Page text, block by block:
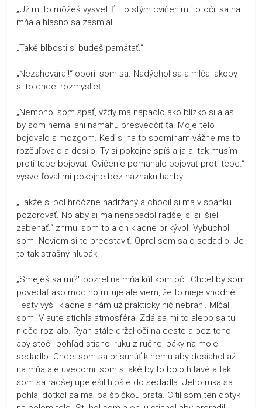
„Už mi to môžeš vysvetliť. To stým cvičením.“ otočil sa na
mňa a hlasno sa zasmial.
„Také blbosti si budeš pamätať.“
„Nezahováraj!“ oboril som sa. Nadýchol sa a mlčal akoby
si to chcel rozmyslieť.
„Nemohol som spať, vždy ma napadlo ako blízko si a asi
by som nemal ani námahu presvedčiť ťa. Moje telo
bojovalo s mozgom. Keď si na to spomínam vážne ma to
rozčuľovalo a desilo. Ty si pokojne spíš a ja aj tak musím
proti tebe bojovať. Cvičenie pomáhalo bojovať proti tebe.“
vysvetľoval mi pokojne bez náznaku hanby.
„Takže si bol hróózne nadržaný a chodil si ma v spánku
pozorovať. No aby si ma nenapadol radšej si si išiel
zabehať.“ zhrnul som to a on kladne prikývol. Vybuchol
som. Neviem si to predstaviť. Oprel som sa o sedadlo. Je
to tak strašný hlupák.
„Smeješ sa mi?“ pozrel na mňa kútikom očí. Chcel by som
povedať ako moc ho miluje ale viem, že to nieje vhodné.
Testy vyšli kladne a nám už prakticky nič nebráni. Mlčal
som. V aute stíchla atmosféra. Zdá sa mi to alebo sa tu
niečo rozlialo. Ryan stále držal oči na ceste a bez toho
aby stočil pohľad stiahol ruku z ručnej páky na moje
sedadlo. Chcel som sa prisunúť k nemu aby dosiahol až
na mňa ale uvedomil som si aké by to bolo hltavé a tak
som sa radšej upelešil hlbšie do sedadla. Jeho ruka sa
pohla, dotkol sa ma iba špičkou prsta. Cítil som ten dotyk